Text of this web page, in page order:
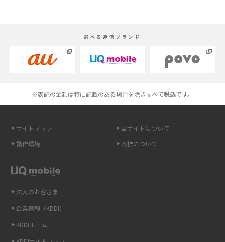
Androidスマホとは？特徴やメリット・デメリット、おススメ機種を紹介
高校生にスマホ制限は必要？所持率やメリット・デメリットを詳しく紹介
トを解説
スマホや携帯端末の通信速度制限とは？回避のコツや解除のタイミング・
LINEの通知がこない時の原因と対処法9選！設定の確認手順も解説
選べる通信ブランド
※表記の金額は特に記載のある場合を除きすべて税込です。
サイトマップ
当サイトについて
動作環境
商標について
法人のお客さま
企業情報（KDDI）
KDDIホーム